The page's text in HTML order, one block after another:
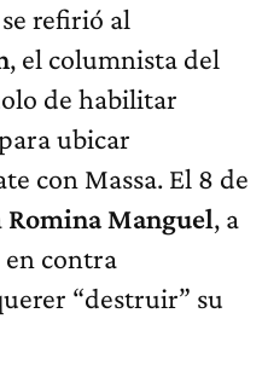
refirió al
, el columnista del
de habilitar
ubicar
con Massa. El 8 de
Romina Manguel, a
en contra
“destruir” su